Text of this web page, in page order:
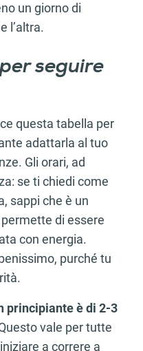
un giorno di
l’altra.
seguire
questa tabella per
adattarla al tuo
Gli orari, ad
se ti chiedi come
sappi che è un
di essere
con energia.
purché tu
principiante è di 2-3
vale per tutte
a correre a